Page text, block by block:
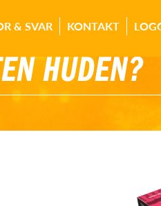
& SVAR KONTAKT
HUDEN?